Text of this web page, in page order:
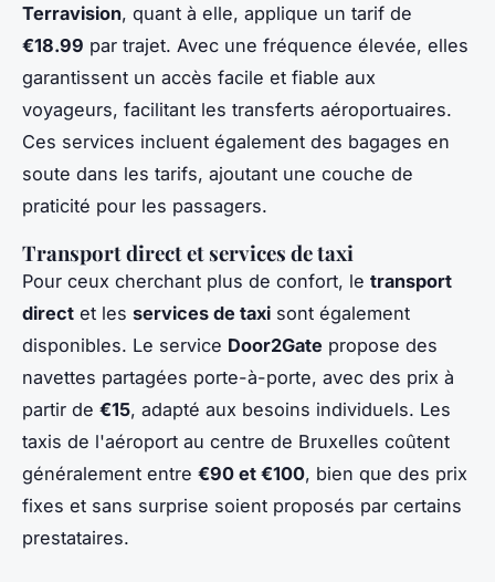
Terravision, quant à elle, applique un tarif de
€18.99 par trajet. Avec une fréquence élevée, elles
garantissent un accès facile et fiable aux
voyageurs, facilitant les transferts aéroportuaires.
Ces services incluent également des bagages en
soute dans les tarifs, ajoutant une couche de
praticité pour les passagers.
Transport direct et services de taxi
Pour ceux cherchant plus de confort, le transport
direct et les services de taxi sont également
disponibles. Le service Door2Gate propose des
navettes partagées porte-à-porte, avec des prix à
partir de €15, adapté aux besoins individuels. Les
taxis de l'aéroport au centre de Bruxelles coûtent
généralement entre €90 et €100, bien que des prix
fixes et sans surprise soient proposés par certains
prestataires.